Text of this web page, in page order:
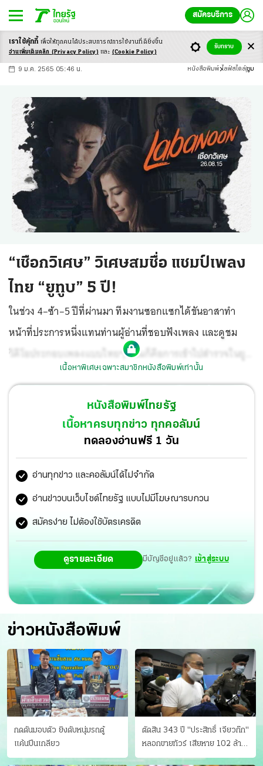
สมัครบริการ
-ก ก ก+
9 ม.ค. 2565 05:46 น. หนังสือพิมพ์ ไลฟ์สไตล์ซูม
“เชือกวิเศษ” วิเศษสมชื่อ แชมป์เพลง
ไทย “ยูทูบ” 5 ปี!
ในช่วง 4–ซ้า–5 ปีที่ผ่านมา ทีมงานซอกแซกได้ขันอาสาทำ
หน้าที่ประการหนึ่งแทนท่านผู้อ่านที่ชอบฟังเพลง และดูชม
วิดีโอประกอบเพลงแบบไทยๆ...นั่นก็คือการเข้าไปสำรวจในยู
ทูบว่า วิดีโอเพลงไทย เพลงไหนบ้างที่ได้รับความนิยมสูงสุดไล่
เรียงกันลงมาตามลำดับ
เนื้อหาพิเศษเฉพาะสมาชิกหนังสือพิมพ์เท่านั้น
หนังสือพิมพ์ไทยรัฐ
เนื้อหาครบทุกข่าว ทุกคอลัมน์
ทดลองอ่านฟรี 1 วัน
อ่านทุกข่าว และคอลัมน์ได้ไม่จำกัด
อ่านข่าวบนเว็บไซต์ไทยรัฐ แบบไม่มีโฆษณารบกวน
สมัครง่าย ไม่ต้องใช้บัตรเครดิต
ดูรายละเอียด มีบัญชีอยู่แล้ว? เข้าสู่ระบบ
ข่าวหนังสือพิมพ์
กดดันมอบตัว ยิงดับหนุ่มรถตู้
แค้นปีนเกลียว
ตัดสิน 343 ปี "ประสิทธิ์ เจียวก๊ก"
หลอกขายทัวร์ เสียหาย 102 ล้าน
มีเหยื่อ 173 คน
เราใช้คุ้กกี้ เพื่อให้ทุกคนได้ประสบการณ์การใช้งานที่ดียิ่งขึ้น
อ่านเพิ่มเติมคลิก (Privacy Policy) และ (Cookie Policy)
รับทราบ